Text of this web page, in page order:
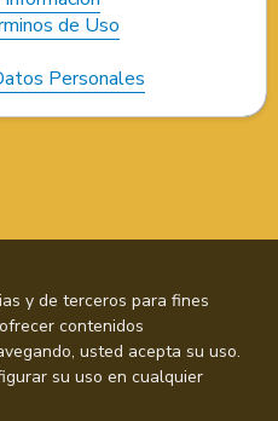
de Uso
Personales
y de terceros para fines
contenidos
usted acepta su uso.
su uso en cualquier